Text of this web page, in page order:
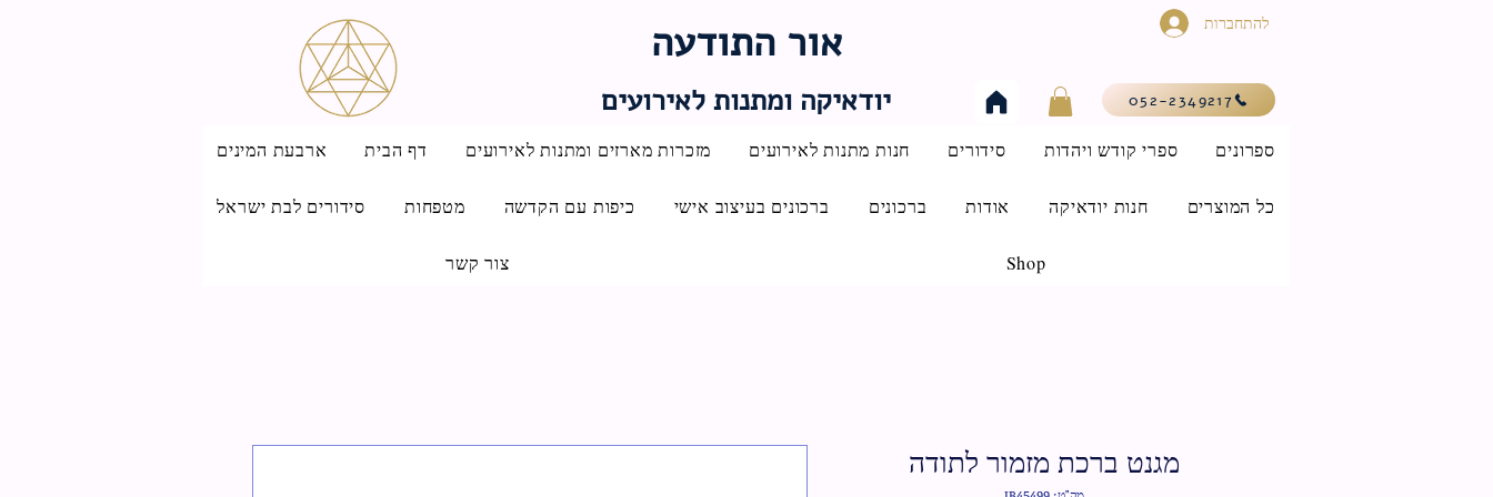
אור התודעה
יודאיקה ומתנות לאירועים
להתחברות
052-2349217
ארבעת המינים דף הבית מזכרות מארזים ומתנות לאירועים חנות מתנות לאירועים סידורים ספרי קודש ויהדות ספרונים
סידורים לבת ישראל מטפחות כיפות עם הקדשה ברכונים בעיצוב אישי ברכונים אודות חנות יודאיקה כל המוצרים
צור קשר Shop
מגנט ברכת מזמור לתודה